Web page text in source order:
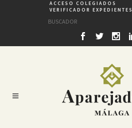
ACCESO COLEGIADOS
VERIFICADOR EXPEDIENTES